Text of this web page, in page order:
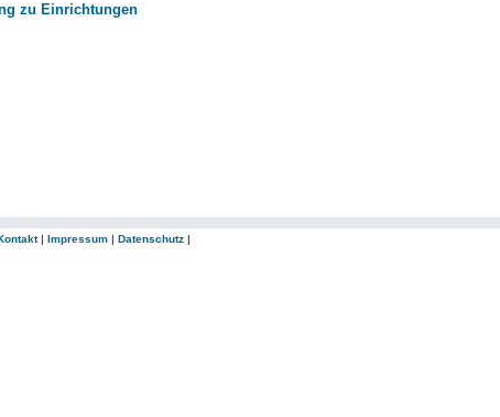
zu Einrichtungen
| Impressum | Datenschutz |